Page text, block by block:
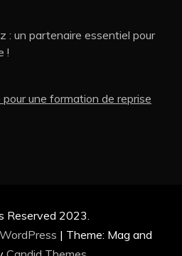
: un partenaire essentiel pour
!
une formation de reprise
Reserved 2023.
| Theme: Mag and